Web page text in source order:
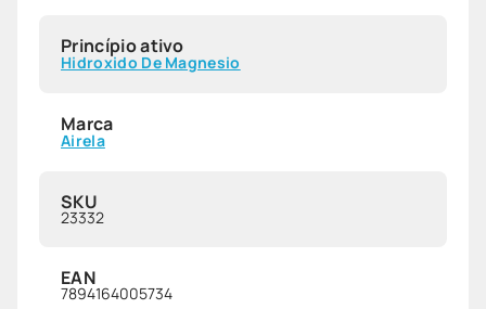
Princípio ativo
Hidroxido De Magnesio
Marca
Airela
SKU
23332
EAN
7894164005734